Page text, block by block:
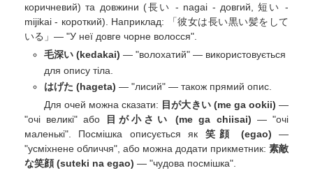
коричневий) та довжини (長い - nagai - довгий, 短い -
mijikai - короткий). Наприклад: 「彼女は長い黒い髪をして
いる」— "У неї довге чорне волосся".
毛深い (kedakai) — "волохатий" — використовується
для опису тіла.
はげた (hageta) — "лисий" — також прямий опис.
Для очей можна сказати: 目が大きい (me ga ookii) —
"очі великі" або
目が小さい (me ga chiisai) — "очі
маленькі". Посмішка описується як 笑顔 (egao) —
"усміхнене обличчя", або можна додати прикметник: 素敵
な笑顔 (suteki na egao) — "чудова посмішка".